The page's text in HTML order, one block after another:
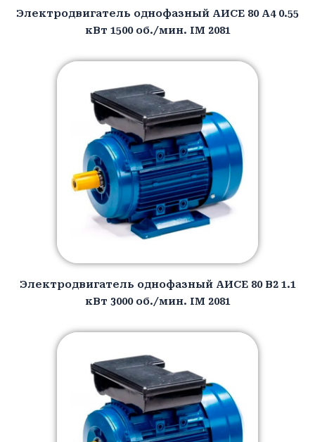
Электродвигатель однофазный АИCЕ 80 A4 0.55
кВт 1500 об./мин. IM 2081
Электродвигатель однофазный АИCЕ 80 B2 1.1
кВт 3000 об./мин. IM 2081